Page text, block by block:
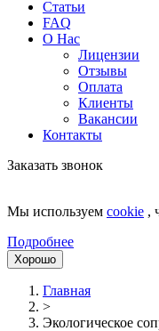
Статьи
FAQ
О Нас
Лицензии
Отзывы
Оплата
Клиенты
Вакансии
Контакты
Заказать звонок
Мы используем cookie ,
Подробнее
Хорошо
Главная
>
Экологическое